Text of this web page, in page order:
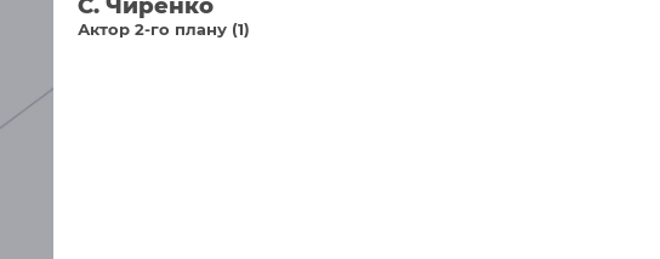
Актор 2-го плану (1)